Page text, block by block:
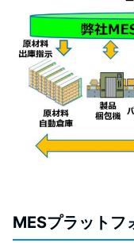
MESプラットフ